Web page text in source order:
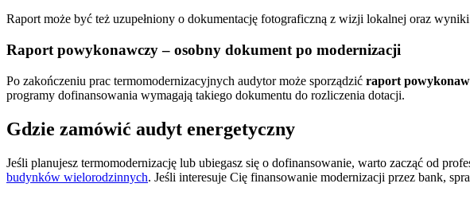
Raport może być też uzupełniony o dokumentację fotograficzną z wizji lokalnej oraz
Raport powykonawczy – osobny dokument po modernizacji
Po zakończeniu prac termomodernizacyjnych audytor może sporządzić raport
programy dofinansowania wymagają takiego dokumentu do rozliczenia dotacji.
Gdzie zamówić audyt energetyczny
Jeśli planujesz termomodernizację lub ubiegasz się o dofinansowanie, warto zacząć od
budynków wielorodzinnych. Jeśli interesuje Cię finansowanie modernizacji przez bank,